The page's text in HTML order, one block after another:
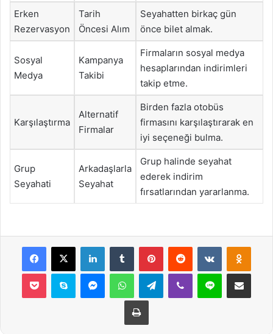
Erken
Rezervasyon
Tarih
Öncesi Alım
Seyahatten birkaç gün
önce bilet almak.
Sosyal
Medya
Kampanya
Takibi
Firmaların sosyal medya
hesaplarından indirimleri
takip etme.
Karşılaştırma
Alternatif
Firmalar
Birden fazla otobüs
firmasını karşılaştırarak en
iyi seçeneği bulma.
Grup
Seyahati
Arkadaşlarla
Seyahat
Grup halinde seyahat
ederek indirim
fırsatlarından yararlanma.
Facebook
X LinkedInTumblr PinterestReddit VKontakte
Pocket Skype MessengerWhatsAppTelegramViber Line E-Posta ile
Yazdır